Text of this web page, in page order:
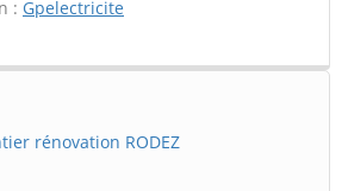
: Gpelectricite
rénovation RODEZ